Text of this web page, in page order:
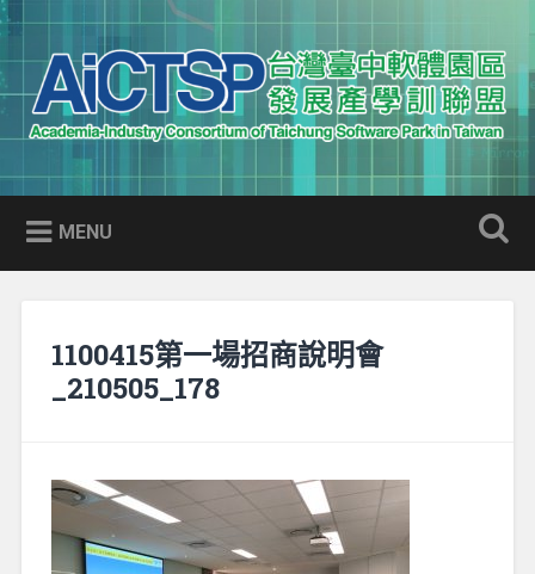
Skip
to
content
Search
AICTSP 台灣臺中軟體園區發展
產學訓聯盟
Academia-Industry Consortium of Taichung Software Park
in Taiwan
MENU
1100415第一場招商說明會
_210505_178